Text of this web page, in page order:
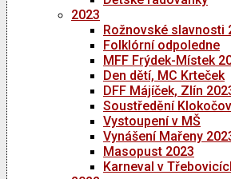
2023
Rožnovské slavnosti
Folklórní odpoledne
MFF Frýdek-Místek
Den dětí, MC Krteček
DFF Májíček, Zlín
Soustředění
Vystoupení v MŠ
Vynášení Mařeny
Masopust 2023
Karneval v